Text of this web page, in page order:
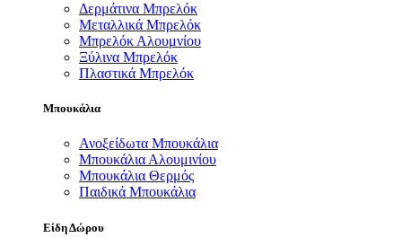
Δερμάτινα Μπρελόκ
Μεταλλικά Μπρελόκ
Μπρελόκ Αλουμνίου
Ξύλινα Μπρελόκ
Πλαστικά Μπρελόκ
Μπουκάλια
Ανοξείδωτα Μπουκάλια
Μπουκάλια Αλουμινίου
Μπουκάλια Θερμός
Παιδικά Μπουκάλια
Είδη Δώρου